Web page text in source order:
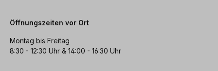
Öffnungszeiten vor Ort
Montag bis Freitag
8:30 - 12:30 Uhr & 14:00 - 16:30 Uhr